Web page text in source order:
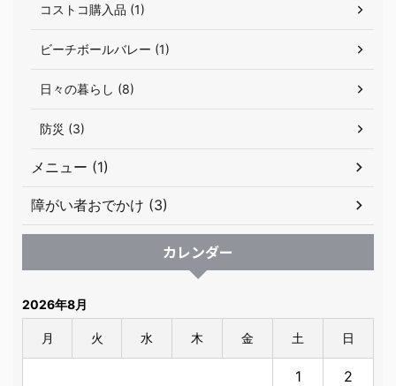
コストコ購入品 (1)
ビーチボールバレー (1)
日々の暮らし (8)
防災 (3)
メニュー (1)
障がい者おでかけ (3)
カレンダー
2026年8月
月 火 水 木 金 土 日
1 2